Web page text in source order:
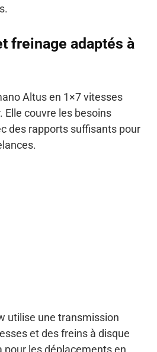
freinage adaptés à
Altus en 1×7 vitesses
Elle couvre les besoins
des rapports suffisants pour
utilise une transmission
et des freins à disque
pour les déplacements en